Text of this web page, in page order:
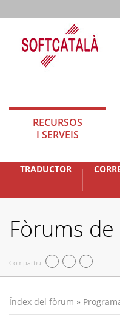
RECURSOS
I SERVEIS
TRADUCTOR
Fòrums
Compartiu
Índex del fòrum »